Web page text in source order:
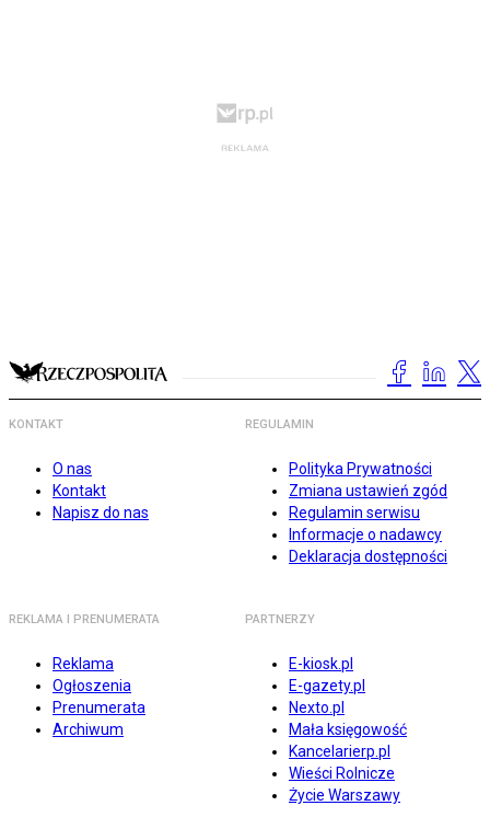
KONTAKT
O nas
Kontakt
Napisz do nas
REGULAMIN
Polityka Prywatności
Zmiana ustawień zgód
Regulamin serwisu
Informacje o nadawcy
Deklaracja dostępności
REKLAMA I PRENUMERATA
Reklama
Ogłoszenia
Prenumerata
Archiwum
PARTNERZY
E-kiosk.pl
E-gazety.pl
Nexto.pl
Mała księgowość
Kancelarierp.pl
Wieści Rolnicze
Życie Warszawy